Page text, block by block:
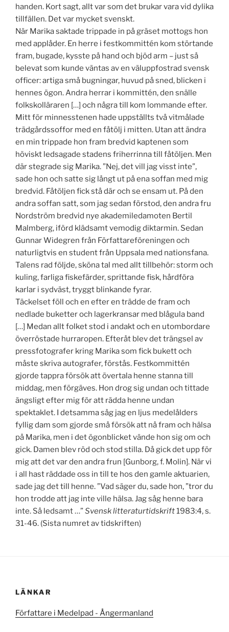
handen. Kort sagt, allt var som det brukar vara vid dylika
tillfällen. Det var mycket svenskt.
När Marika saktade trippade in på gräset mottogs hon
med applåder. En herre i festkommittén kom störtande
fram, bugade, kysste på hand och bjöd arm – just så
belevat som kunde väntas av en väluppfostrad svensk
officer: artiga små bugningar, huvud på sned, blicken i
hennes ögon. Andra herrar i kommittén, den snälle
folkskolläraren […] och några till kom lommande efter.
Mitt för minnesstenen hade uppställts två vitmålade
trädgårdssoffor med en fåtölj i mitten. Utan att ändra
en min trippade hon fram bredvid kaptenen som
höviskt ledsagade stadens friherrinna till fåtöljen. Men
där stegrade sig Marika. ”Nej, det vill jag visst inte”,
sade hon och satte sig långt ut på ena soffan med mig
bredvid. Fåtöljen fick stå där och se ensam ut. På den
andra soffan satt, som jag sedan förstod, den andra fru
Nordström bredvid nye akademiledamoten Bertil
Malmberg, iförd klädsamt vemodig diktarmin. Sedan
Gunnar Widegren från Författareföreningen och
naturligtvis en student från Uppsala med nationsfana.
Talens rad följde, sköna tal med allt tillbehör: storm och
kuling, farliga fiskefärder, sprittande fisk, hårdföra
karlar i sydväst, tryggt blinkande fyrar.
Täckelset föll och en efter en trädde de fram och
nedlade buketter och lagerkransar med blågula band
[…] Medan allt folket stod i andakt och en utombordare
överröstade hurraropen. Efteråt blev det trängsel av
pressfotografer kring Marika som fick bukett och
måste skriva autografer, förstås. Festkommittén
gjorde tappra försök att övertala henne stanna till
middag, men förgäves. Hon drog sig undan och tittade
ängsligt efter mig för att rädda henne undan
spektaklet. I detsamma såg jag en ljus medelålders
fyllig dam som gjorde små försök att nå fram och hälsa
på Marika, men i det ögonblicket vände hon sig om och
gick. Damen blev röd och stod stilla. Då gick det upp för
mig att det var den andra frun [Gunborg, f. Molin]. När vi
i all hast räddade oss in till te hos den gamle aktuarien,
sade jag det till henne. ”Vad säger du, sade hon, ”tror du
hon trodde att jag inte ville hälsa. Jag såg henne bara
inte. Så ledsamt …”Svensk litteraturtidskrift1983:4, s.
31-46. (Sista numret av tidskriften)
LÄNKAR
Författare i Medelpad - Ångermanland